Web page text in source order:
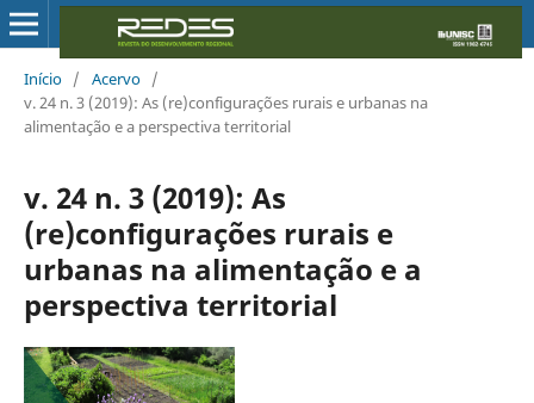
Início / Acervo /
v. 24 n. 3 (2019): As (re)configurações rurais e urbanas na
alimentação e a perspectiva territorial
v. 24 n. 3 (2019): As
(re)configurações rurais e
urbanas na alimentação e a
perspectiva territorial